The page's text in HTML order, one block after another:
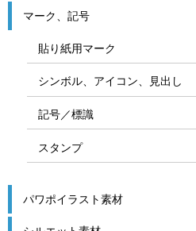
マーク、記号
貼り紙用マーク
シンボル、アイコン、見出し
記号／標識
スタンプ
パワポイラスト素材